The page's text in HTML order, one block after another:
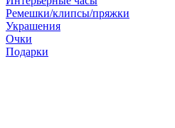
Ремешки/клипсы/пряжки
Украшения
Очки
Подарки